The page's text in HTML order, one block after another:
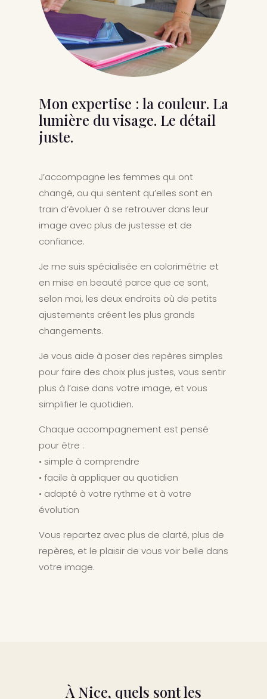
Mon expertise : la couleur. La
lumière du visage. Le détail
juste.
J’accompagne les femmes qui ont
changé, ou qui sentent qu’elles sont en
train d’évoluer à se retrouver dans leur
image avec plus de justesse et de
confiance.
Je me suis spécialisée en colorimétrie et
en mise en beauté parce que ce sont,
selon moi, les deux endroits où de petits
ajustements créent les plus grands
changements.
Je vous aide à poser des repères simples
pour faire des choix plus justes, vous sentir
plus à l’aise dans votre image, et vous
simplifier le quotidien.
Chaque accompagnement est pensé
pour être :
• simple à comprendre
• facile à appliquer au quotidien
• adapté à votre rythme et à votre
évolution
Vous repartez avec plus de clarté, plus de
repères, et le plaisir de vous voir belle dans
votre image.
À Nice, quels sont les